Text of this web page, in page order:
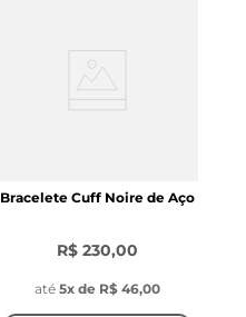
Bracelete Cuff Noire de Aço
R$ 230,00
até 5x de R$ 46,00